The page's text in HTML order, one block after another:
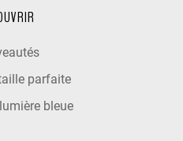
parfaite
bleue